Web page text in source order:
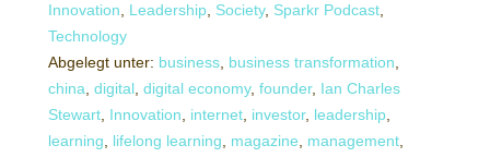
Innovation
Leadership Society, Sparkr Podcast
Technology
Abgelegt unter: business business transformation
china digital digital economy, founder, Ian Charles
Stewart Innovation internet investor, leadership
learning
lifelong learning magazine management